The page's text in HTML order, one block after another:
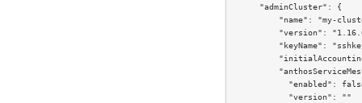
      "adminCluster": {
"name": "my-
"version":
"keyName":
"enabled":
            "version": ""